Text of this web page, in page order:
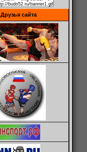
Друзья сайта